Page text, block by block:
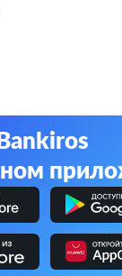
Bankiros
в